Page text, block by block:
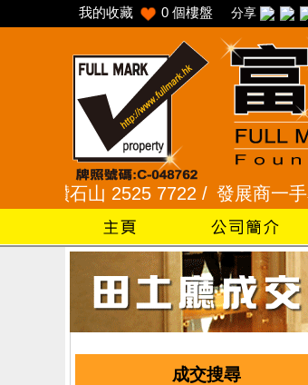
我的收藏 0 個樓盤 分享
鑽石山 2525 7722 /發展商一手專
成交搜尋